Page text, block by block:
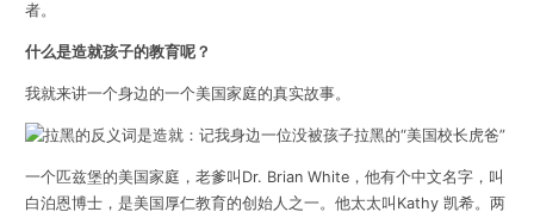
者。
什么是造就孩子的教育呢？
我就来讲一个身边的一个美国家庭的真实故事。
一个匹兹堡的美国家庭，老爹叫Dr. Brian White，他有个中文名字，叫
白泊恩博士，是美国厚仁教育的创始人之一。他太太叫Kathy 凯希。两